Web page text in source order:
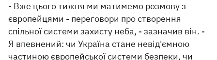
- Вже цього тижня ми матимемо розмову з
європейцями - переговори про створення
спільної системи захисту неба, - зазначив він. -
Я впевнений: чи Україна стане невід'ємною
частиною європейської системи безпеки, чи